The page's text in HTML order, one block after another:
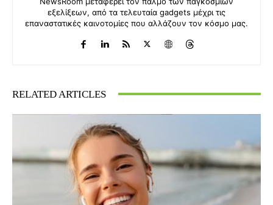
εξελίξεων, από τα τελευταία gadgets μέχρι τις
επαναστατικές καινοτομίες που αλλάζουν τον κόσμο μας.
RELATED ARTICLES